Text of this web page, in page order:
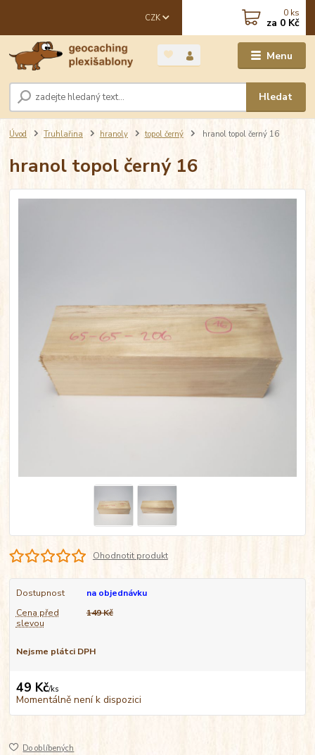
Menu
CZK
Hledat
0 ks
za 0 Kč
Úvod Truhlařina hranoly topol černý hranol topol černý 16
hranol topol černý 16
Ohodnotit produkt
Dostupnost
na objednávku
Cena před
slevou
149 Kč
Nejsme plátci DPH
49 Kč/ks
Momentálně není k dispozici
Do oblíbených